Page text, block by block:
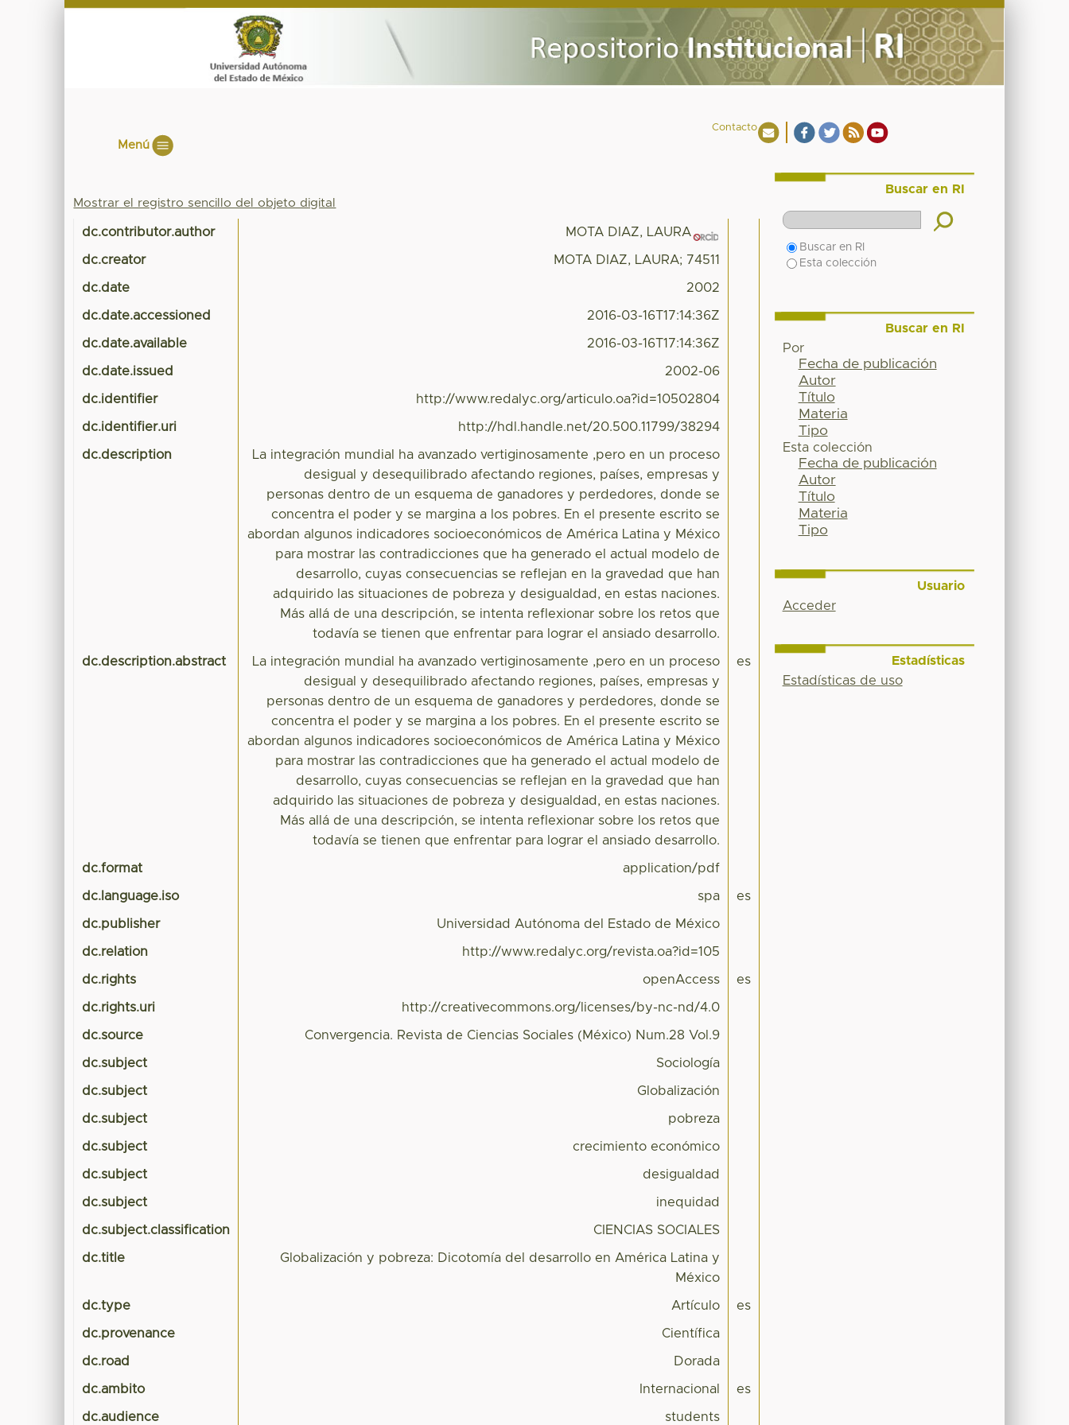
Contacto
Menú
Mostrar el registro sencillo del objeto digital
dc.contributor.author MOTA DIAZ, LAURA
dc.creator MOTA DIAZ, LAURA; 74511
dc.date 2002
dc.date.accessioned 2016-03-16T17:14:36Z
dc.date.available 2016-03-16T17:14:36Z
dc.date.issued 2002-06
dc.identifier http://www.redalyc.org/articulo.oa?id=10502804
dc.identifier.uri http://hdl.handle.net/20.500.11799/38294
dc.description
La integración mundial ha avanzado vertiginosamente ,pero en un proceso
desigual y desequilibrado afectando regiones, países, empresas y
personas dentro de un esquema de ganadores y perdedores, donde se
concentra el poder y se margina a los pobres. En el presente escrito se
abordan algunos indicadores socioeconómicos de América Latina y México
para mostrar las contradicciones que ha generado el actual modelo de
desarrollo, cuyas consecuencias se reflejan en la gravedad que han
adquirido las situaciones de pobreza y desigualdad, en estas naciones.
Más allá de una descripción, se intenta reflexionar sobre los retos que
todavía se tienen que enfrentar para lograr el ansiado desarrollo.
dc.description.abstract
La integración mundial ha avanzado vertiginosamente ,pero en un proceso
desigual y desequilibrado afectando regiones, países, empresas y
personas dentro de un esquema de ganadores y perdedores, donde se
concentra el poder y se margina a los pobres. En el presente escrito se
abordan algunos indicadores socioeconómicos de América Latina y México
para mostrar las contradicciones que ha generado el actual modelo de
desarrollo, cuyas consecuencias se reflejan en la gravedad que han
adquirido las situaciones de pobreza y desigualdad, en estas naciones.
Más allá de una descripción, se intenta reflexionar sobre los retos que
todavía se tienen que enfrentar para lograr el ansiado desarrollo.
es
dc.format application/pdf
dc.language.iso spa es
dc.publisher Universidad Autónoma del Estado de México
dc.relation http://www.redalyc.org/revista.oa?id=105
dc.rights openAccess es
dc.rights.uri http://creativecommons.org/licenses/by-nc-nd/4.0
dc.source Convergencia. Revista de Ciencias Sociales (México) Num.28 Vol.9
dc.subject Sociología
dc.subject Globalización
dc.subject pobreza
dc.subject crecimiento económico
dc.subject desigualdad
dc.subject inequidad
dc.subject.classification CIENCIAS SOCIALES
dc.title
Globalización y pobreza: Dicotomía del desarrollo en América Latina y
México
dc.type Artículo es
dc.provenance Científica
dc.road Dorada
dc.ambito Internacional es
dc.audience students
Buscar en RI
Buscar en RI
Esta colección
Buscar en RI
Por
Fecha de publicación
Autor
Título
Materia
Tipo
Esta colección
Fecha de publicación
Autor
Título
Materia
Tipo
Usuario
Acceder
Estadísticas
Estadísticas de uso